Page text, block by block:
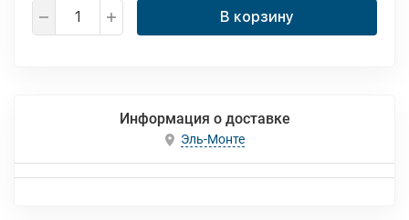
В корзину
Информация о доставке
Эль-Монте